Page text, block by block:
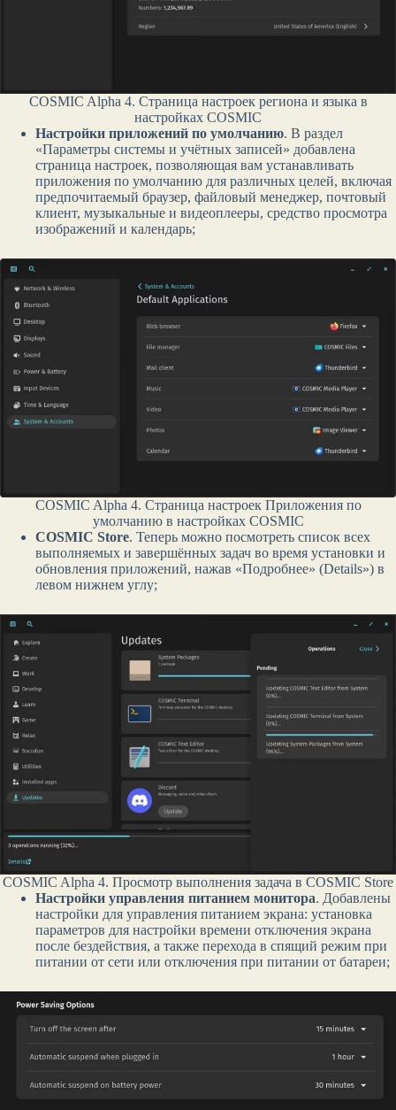
COSMIC Alpha 4. Страница настроек региона и языка в
настройках COSMIC
Настройки приложений по умолчанию. В раздел
«Параметры системы и учётных записей» добавлена ​​
страница настроек, позволяющая вам устанавливать
приложения по умолчанию для различных целей, включая
предпочитаемый браузер, файловый менеджер, почтовый
клиент, музыкальные и видеоплееры, средство просмотра
изображений и календарь;
COSMIC Alpha 4. Страница настроек Приложения по
умолчанию в настройках COSMIC
COSMIC Store. Теперь можно посмотреть список всех
выполняемых и завершённых задач во время установки и
обновления приложений, нажав «Подробнее» (Details») в
левом нижнем углу;
COSMIC Alpha 4. Просмотр выполнения задача в COSMIC Store
Настройки управления питанием монитора. Добавлены
настройки для управления питанием экрана: установка
параметров для настройки времени отключения экрана
после бездействия, а также перехода в спящий режим при
питании от сети или отключения при питании от батареи;